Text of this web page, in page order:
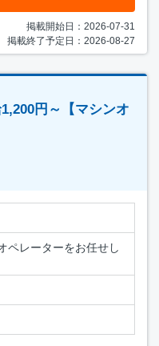
掲載開始日：2026-07-31
掲載終了予定日：2026-08-27
円～【マシンオ
ペレーターをお任せし